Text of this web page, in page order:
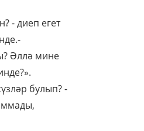
- диеп егет
Әллә мине
булып? -